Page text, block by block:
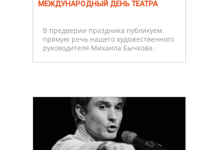
МЕЖДУНАРОДНЫЙ ДЕНЬ ТЕАТРА
В предверии праздника публикуем
прямую речь нашего художественного
руководителя Михаила Бычкова.